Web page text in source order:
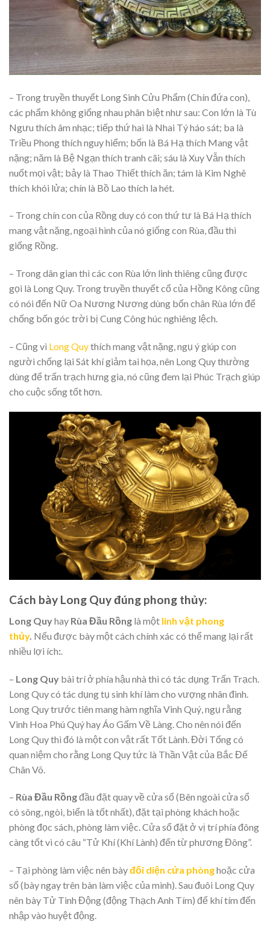
– Trong truyền thuyết Long Sinh Cửu Phẩm (Chín đứa con),
các phẩm không giống nhau phân biệt như sau: Con lớn là Tù
Ngưu thích âm nhạc; tiếp thứ hai là Nhai Tý háo sát; ba là
Triều Phong thích nguy hiểm; bốn là Bá Hạ thích Mang vật
nặng; năm là Bệ Ngạn thích tranh cãi; sáu là Xuy Vẫn thích
nuốt mọi vật; bảy là Thao Thiết thích ăn; tám là Kim Nghê
thích khói lửa; chín là Bồ Lao thích la hét.
– Trong chín con của Rồng duy có con thứ tư là Bá Hạ thích
mang vật nặng, ngoại hình của nó giống con Rùa, đầu thì
giống Rồng.
– Trong dân gian thì các con Rùa lớn linh thiêng cũng được
gọi là Long Quy. Trong truyền thuyết cổ của Hồng Kông cũng
có nói đến Nữ Oa Nương Nương dùng bốn chân Rùa lớn để
chống bốn góc trời bị Cung Công húc nghiêng lệch.
– Cũng vì Long Quythích mang vật nặng, ngụ ý giúp con
người chống lại Sát khí giảm tai họa, nên Long Quy thường
dùng để trấn trạch hưng gia, nó cũng đem lại Phúc Trạch giúp
cho cuộc sống tốt hơn.
Cách bày Long Quy đúng phong thủy:
Long Quyhay Rùa Đầu Rồng là một linh vật phong
thủy. Nếu được bày một cách chính xác có thể mang lại rất
nhiều lợi ích:
– Long Quy bài trí ở phía hậu nhà thì có tác dụng Trấn Trạch.
Long Quy có tác dụng tụ sinh khí làm cho vượng nhân đinh.
Long Quy trước tiên mang hàm nghĩa Vinh Quý, ngụ rằng
Vinh Hoa Phú Quý hay Áo Gấm Về Làng. Cho nên nói đến
Long Quy thì đó là một con vật rất Tốt Lành. Đời Tống có
quan niệm cho rằng Long Quy tức là Thần Vật của Bắc Đế
Chân Võ.
– Rùa Đầu Rồngđầu đặt quay về cửa sổ (Bên ngoài cửa sổ
có sông, ngòi, biển là tốt nhất), đặt tại phòng khách hoặc
phòng đọc sách, phòng làm việc. Cửa sổ đặt ở vị trí phía đông
càng tốt vì có câu “Tử Khí (Khí Lành) đến từ phương Đông”.
– Tại phòng làm việc nên bàyđối diện cửa phònghoặc cửa
sổ (bày ngay trên bàn làm việc của mình). Sau đuôi Long Quy
nên bày Tử Tinh Động (động Thạch Anh Tím) để khí tím đến
nhập vào huyệt động.